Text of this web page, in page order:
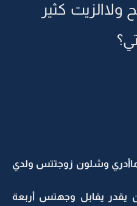
كثير
ماأدري وشلون زوجتتس ولدي
يقدر يقابل وجهتس أربعة